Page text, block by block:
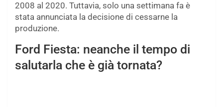
2008 al 2020. Tuttavia, solo una settimana fa è
stata annunciata la decisione di cessarne la
produzione.
Ford Fiesta: neanche il tempo di
salutarla che è già tornata?